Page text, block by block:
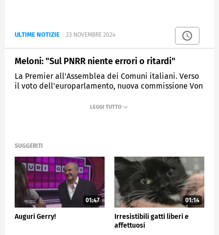
ULTIME NOTIZIE 23 NOVEMBRE 2024
Meloni: "Sul PNRR niente errori o ritardi"
La Premier all'Assemblea dei Comuni italiani. Verso
il voto dell'europarlamento, nuova commissione Von
SUGGERITI
01:47
Auguri Gerry!
01:14
Irresistibili gatti liberi e
affettuosi